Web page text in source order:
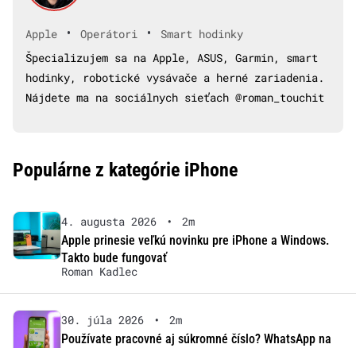
Apple • Operátori •
Smart hodinky
Špecializujem sa na Apple, ASUS, Garmin, smart
hodinky, robotické vysávače a herné zariadenia.
Nájdete ma na sociálnych sieťach @roman_touchit
Populárne z kategórie iPhone
4. augusta 2026 •
2m
Apple prinesie veľkú novinku pre iPhone a Windows.
Takto bude fungovať
Roman Kadlec
30. júla 2026 •
2m
Používate pracovné aj súkromné číslo? WhatsApp na